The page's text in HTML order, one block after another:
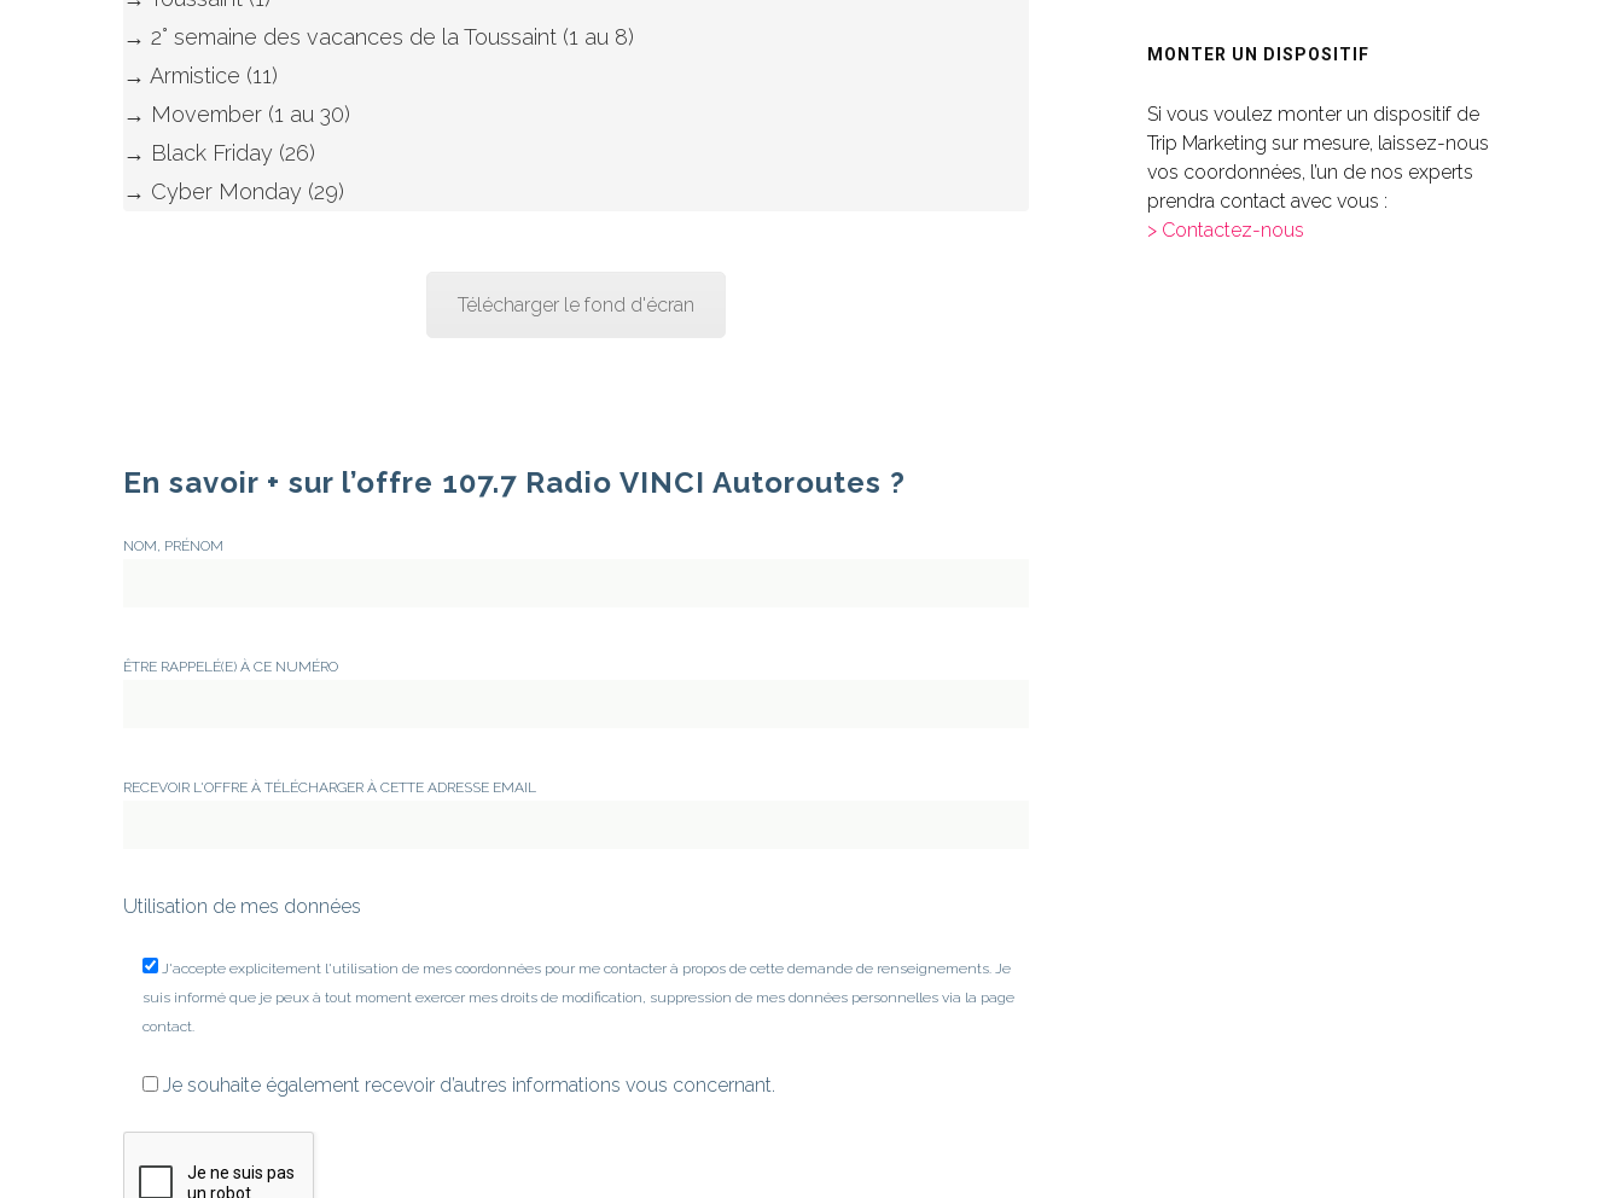
→ 2° semaine des vacances de la Toussaint (1 au 8)
→ Armistice (11)
→ Movember (1 au 30)
→ Black Friday (26)
Télécharger le fond d'écran
En savoir + sur l’offre 107.7 Radio VINCI Autoroutes ?
NOM, PRÉNOM
ÊTRE RAPPELÉ(E) À CE NUMÉRO
RECEVOIR L'OFFRE À TÉLÉCHARGER À CETTE ADRESSE EMAIL
Utilisation de mes données
J'accepte explicitement l'utilisation de mes coordonnées pour me contacter à propos de cette demande de renseignements. Je
suis informé que je peux à tout moment exercer mes droits de modification, suppression de mes données personnelles via la page
contact.
Je souhaite également recevoir d’autres informations vous concernant.
MONTER UN DISPOSITIF
Si vous voulez monter un dispositif de
Trip Marketing sur mesure, laissez-nous
vos coordonnées, l’un de nos experts
prendra contact avec vous :
> Contactez-nous